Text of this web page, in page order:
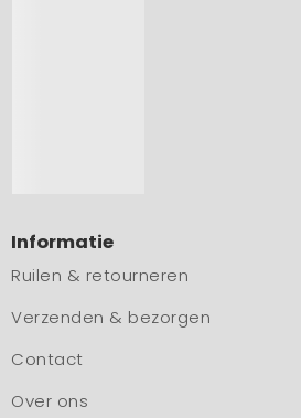
Informatie
Ruilen & retourneren
Verzenden & bezorgen
Contact
Over ons